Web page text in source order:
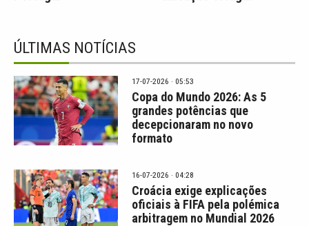
ÚLTIMAS NOTÍCIAS
17-07-2026 · 05:53
Copa do Mundo 2026: As 5
grandes potências que
decepcionaram no novo
formato
16-07-2026 · 04:28
Croácia exige explicações
oficiais à FIFA pela polémica
arbitragem no Mundial 2026